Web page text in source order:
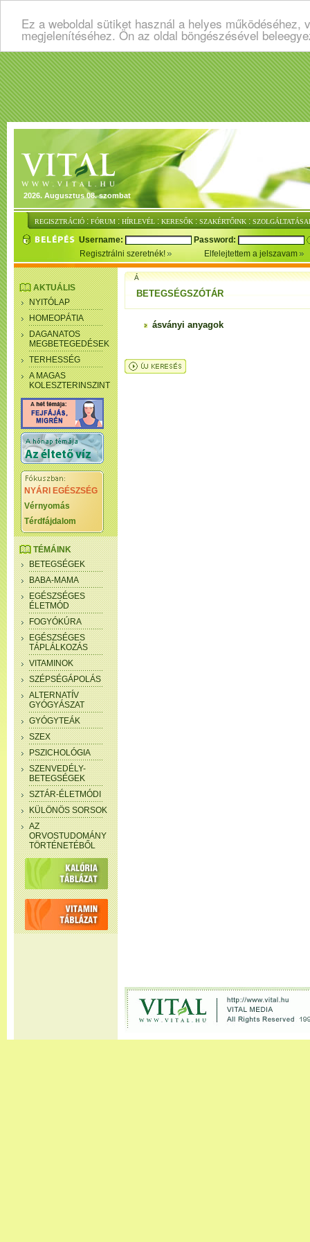
Ez a weboldal sütiket használ a helyes
megjelenítéséhez. Ön az oldal böngészésével
2026. Augusztus 08. szombat
REGISZTRÁCIÓ : FÓRUM : HÍRLEVÉL : KERESŐK : SZAKÉRTŐINK :
Username:
Password:
Regisztrálni szeretnék!
Elfelejtettem a jelszavam
AKTUÁLIS
NYITÓLAP
HOMEOPÁTIA
DAGANATOS
MEGBETEGEDÉSEK
TERHESSÉG
A MAGAS
KOLESZTERINSZINT
NYÁRI EGÉSZSÉG
Vérnyomás
Térdfájdalom
TÉMÁINK
BETEGSÉGEK
BABA-MAMA
EGÉSZSÉGES
ÉLETMÓD
FOGYÓKÚRA
EGÉSZSÉGES
TÁPLÁLKOZÁS
VITAMINOK
SZÉPSÉGÁPOLÁS
ALTERNATÍV
GYÓGYÁSZAT
GYÓGYTEÁK
SZEX
PSZICHOLÓGIA
SZENVEDÉLY-
BETEGSÉGEK
SZTÁR-ÉLETMÓDI
KÜLÖNÖS SORSOK
AZ
ORVOSTUDOMÁNY
TÖRTÉNETÉBŐL
Á
BETEGSÉGSZÓTÁR
ásványi anyagok